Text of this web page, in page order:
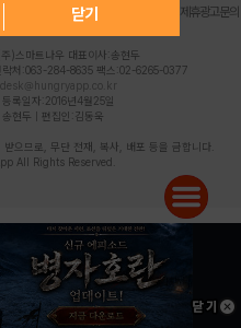
닫기
불법촬영물 신고센터 제휴광고문의
)스마트나우 대표이사:송현두
락처:063-284-8635 팩스:02-6265-0377
desk@hungryapp.co.kr
록일자:2016년4월25일
현두 | 편집인:김동욱
으므로, 무단 전재, 복사, 배포 등을 금합니다.
All Rights Reserved.